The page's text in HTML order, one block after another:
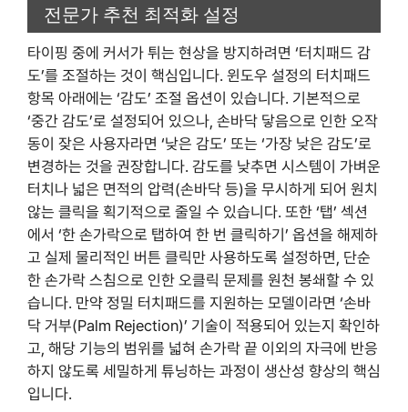
전문가 추천 최적화 설정
타이핑 중에 커서가 튀는 현상을 방지하려면 ‘터치패드 감
도’를 조절하는 것이 핵심입니다. 윈도우 설정의 터치패드
항목 아래에는 ‘감도’ 조절 옵션이 있습니다. 기본적으로
‘중간 감도’로 설정되어 있으나, 손바닥 닿음으로 인한 오작
동이 잦은 사용자라면 ‘낮은 감도’ 또는 ‘가장 낮은 감도’로
변경하는 것을 권장합니다. 감도를 낮추면 시스템이 가벼운
터치나 넓은 면적의 압력(손바닥 등)을 무시하게 되어 원치
않는 클릭을 획기적으로 줄일 수 있습니다. 또한 ‘탭’ 섹션
에서 ‘한 손가락으로 탭하여 한 번 클릭하기’ 옵션을 해제하
고 실제 물리적인 버튼 클릭만 사용하도록 설정하면, 단순
한 손가락 스침으로 인한 오클릭 문제를 원천 봉쇄할 수 있
습니다. 만약 정밀 터치패드를 지원하는 모델이라면 ‘손바
닥 거부(Palm Rejection)’ 기술이 적용되어 있는지 확인하
고, 해당 기능의 범위를 넓혀 손가락 끝 이외의 자극에 반응
하지 않도록 세밀하게 튜닝하는 과정이 생산성 향상의 핵심
입니다.